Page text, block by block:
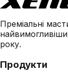
Преміальні
року.
Продукти